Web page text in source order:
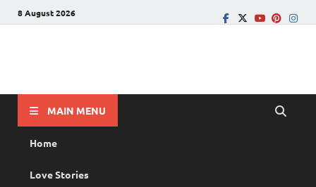
8 August 2026
MAIN MENU
Home
Love Stories